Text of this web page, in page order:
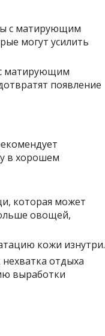
с матирующим
могут усилить
матирующим
появление
в хорошем
которая может
овощей,
кожи изнутри.
нехватка отдыха
выработки